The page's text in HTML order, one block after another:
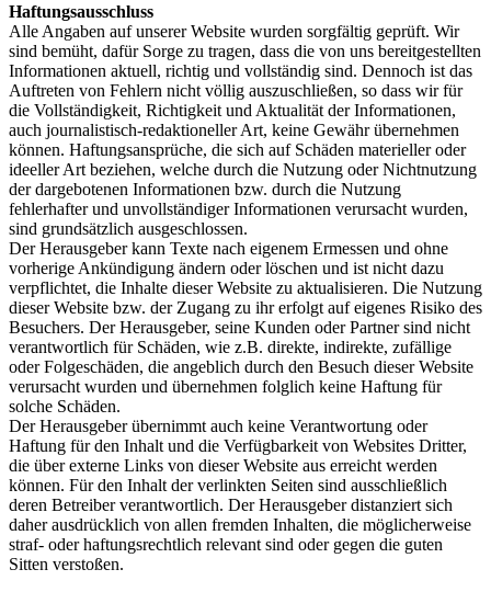
Haftungsausschluss
Alle Angaben auf unserer Website wurden sorgfältig geprüft. Wir
sind bemüht, dafür Sorge zu tragen, dass die von uns bereitgestellten
Informationen aktuell, richtig und vollständig sind. Dennoch ist das
Auftreten von Fehlern nicht völlig auszuschließen, so dass wir für
die Vollständigkeit, Richtigkeit und Aktualität der Informationen,
auch journalistisch-redaktioneller Art, keine Gewähr übernehmen
können. Haftungsansprüche, die sich auf Schäden materieller oder
ideeller Art beziehen, welche durch die Nutzung oder Nichtnutzung
der dargebotenen Informationen bzw. durch die Nutzung
fehlerhafter und unvollständiger Informationen verursacht wurden,
sind grundsätzlich ausgeschlossen.
Der Herausgeber kann Texte nach eigenem Ermessen und ohne
vorherige Ankündigung ändern oder löschen und ist nicht dazu
verpflichtet, die Inhalte dieser Website zu aktualisieren. Die Nutzung
dieser Website bzw. der Zugang zu ihr erfolgt auf eigenes Risiko des
Besuchers. Der Herausgeber, seine Kunden oder Partner sind nicht
verantwortlich für Schäden, wie z.B. direkte, indirekte, zufällige
oder Folgeschäden, die angeblich durch den Besuch dieser Website
verursacht wurden und übernehmen folglich keine Haftung für
solche Schäden.
Der Herausgeber übernimmt auch keine Verantwortung oder
Haftung für den Inhalt und die Verfügbarkeit von Websites Dritter,
die über externe Links von dieser Website aus erreicht werden
können. Für den Inhalt der verlinkten Seiten sind ausschließlich
deren Betreiber verantwortlich. Der Herausgeber distanziert sich
daher ausdrücklich von allen fremden Inhalten, die möglicherweise
straf- oder haftungsrechtlich relevant sind oder gegen die guten
Sitten verstoßen.